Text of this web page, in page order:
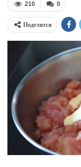
0
210
Поделится